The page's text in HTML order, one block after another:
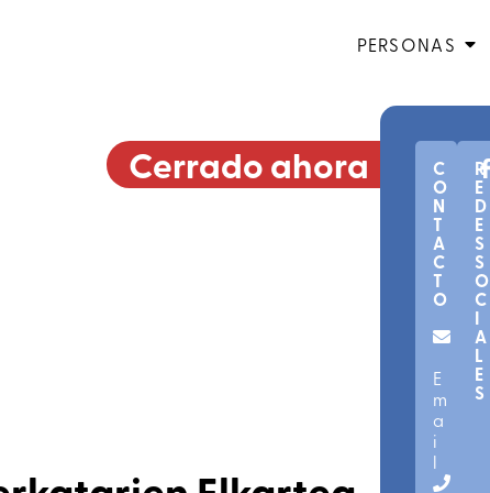
PERSONAS
Cerrado ahora
COMERCIO
Asociación
C
O
N
T
A
C
T
O
E
m
a
i
l
R
E
D
E
S
S
O
C
I
A
L
E
S